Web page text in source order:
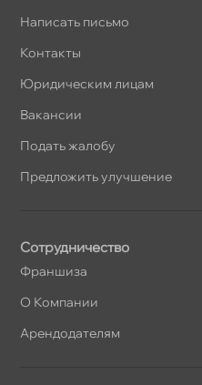
Написать письмо
Контакты
Юридическим лицам
акансии
Подать жалобу
Предложить улучшение
Сотрудничество
Франшиза
О Компании
Арендодателям